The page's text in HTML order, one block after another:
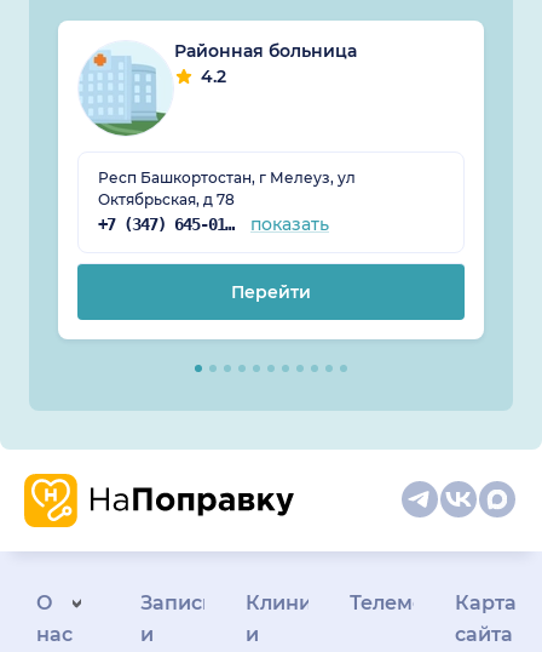
Районная больница
4.2
Респ Башкортостан, г Мелеуз, ул
Октябрьская, д 78
+7 (347) 645-01-52 показать
Перейти
О
нас
Запись
и
Клиникам
и
Телемедицина
Карта
сайта